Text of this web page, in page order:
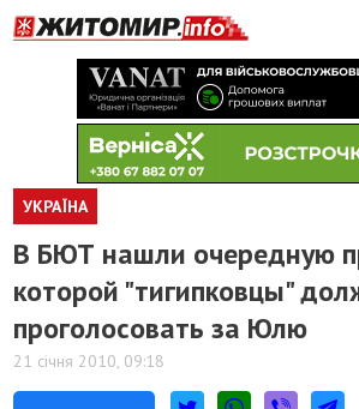
УКРАЇНА
В БЮТ нашли очередную
которой "тигипковцы"
проголосовать за Юлю
21 січня 2010, 09:18